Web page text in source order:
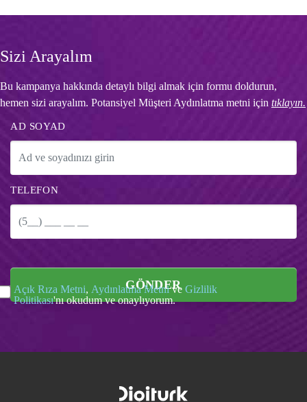
Sizi Arayalım
Bu kampanya hakkında detaylı bilgi almak için formu doldurun,
hemen sizi arayalım. Potansiyel Müşteri Aydınlatma metni için tıklayın.
AD SOYAD
TELEFON
GÖNDER
Açık Rıza Metni, Aydınlatma Metnive Gizlilik
Politikası'nı okudum ve onaylıyorum.